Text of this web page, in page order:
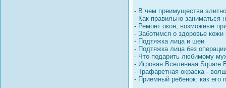
- В чем преимущества
- Как правильно заниматься
- Ремонт окон, возможные
- Заботимся о здоровье
- Подтяжка лица и шеи
- Подтяжка лица без
- Что подарить любимому
- Игровая Вселенная Square
- Трафаретная окраска -
- Приемный ребенок: как его